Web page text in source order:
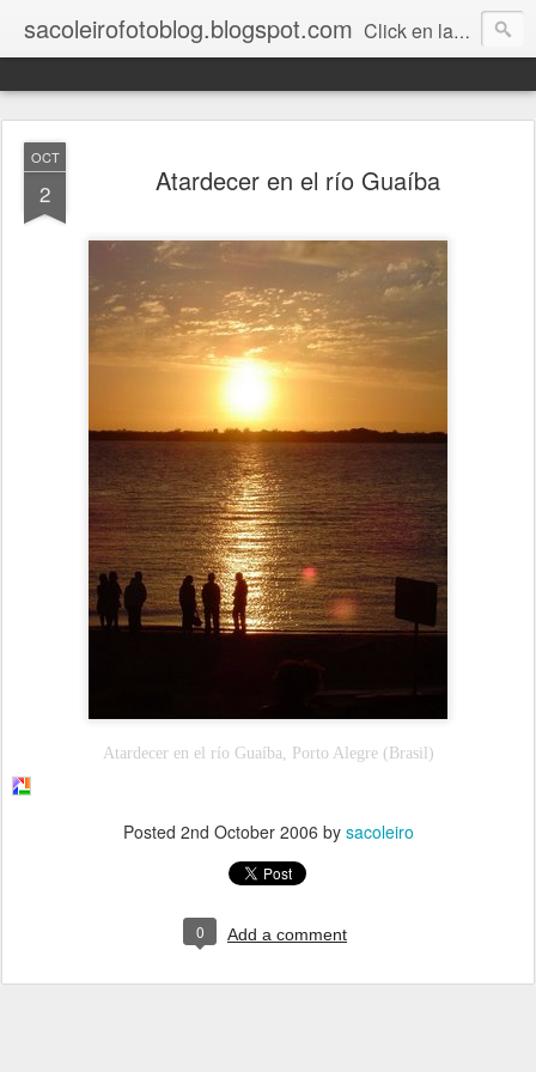
sacoleirofotoblog.blogspot.com Click en las fotos para agrandar.
OCT
2 Atardecer en el río Guaíba
Atardecer en el río Guaíba, Porto Alegre (Brasil)
Posted 2nd October 2006 by sacoleiro
0 Add a comment